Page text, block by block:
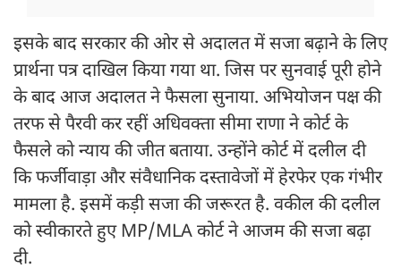
इसके बाद सरकार की ओर से अदालत में सजा बढ़ाने के लिए
प्रार्थना पत्र दाखिल किया गया था. जिस पर सुनवाई पूरी होने
के बाद आज अदालत ने फैसला सुनाया. अभियोजन पक्ष की
तरफ से पैरवी कर रहीं अधिवक्ता सीमा राणा ने कोर्ट के
फैसले को न्याय की जीत बताया. उन्होंने कोर्ट में दलील दी
कि फर्जीवाड़ा और संवैधानिक दस्तावेजों में हेरफेर एक गंभीर
मामला है. इसमें कड़ी सजा की जरूरत है. वकील की दलील
को स्वीकारते हुए MP/MLA कोर्ट ने आजम की सजा बढ़ा
दी.